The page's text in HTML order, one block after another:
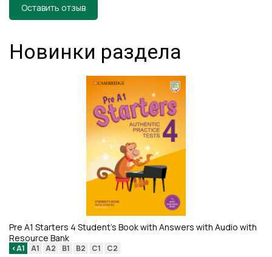
Оставить отзыв
Новинки раздела
Pre A1 Starters 4 Student's Book with Answers with Audio with
Resource Bank
<A1 A1 A2 B1 B2 C1 C2